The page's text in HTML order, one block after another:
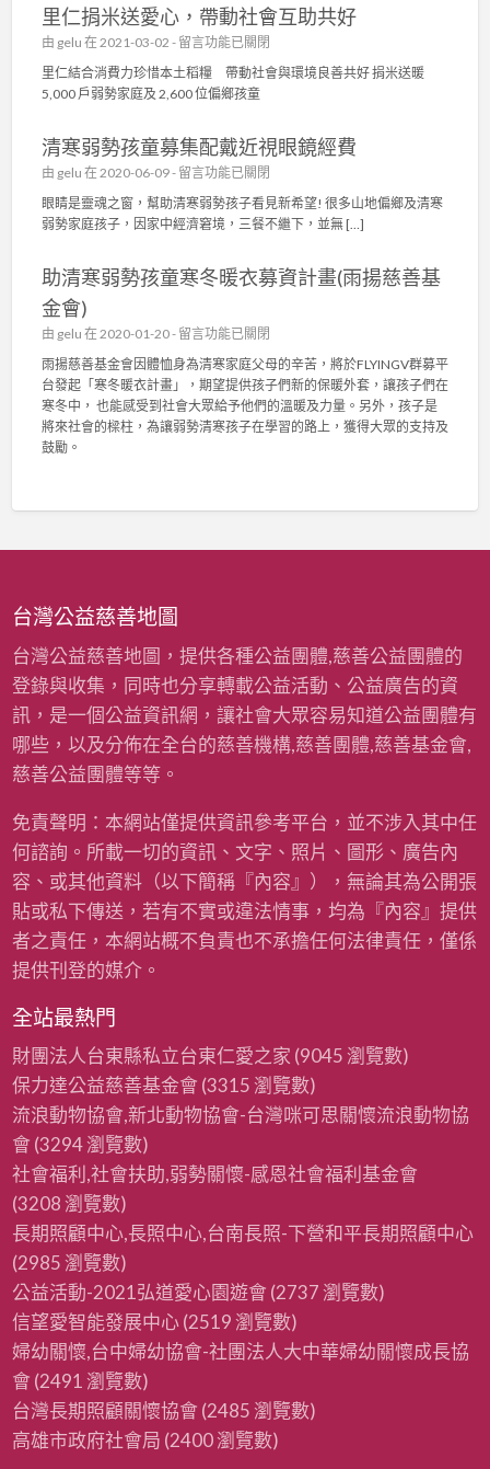
會
中
利
慈
基
金
〉
中
里仁捐米送愛心，帶動社會互助共好
由 gelu 在 2021-03-02 - 在
〈
里
仁
米
送
心
，
動
社
互
助
共
好
〉
中
留言功能已關閉
里仁結合消費力珍惜本土稻糧 帶動社會與環境良善共好 捐米送暖
5,000 戶弱勢家庭及 2,600 位偏鄉孩童
清寒弱勢孩童募集配戴近視眼鏡經費
由 gelu 在 2020-06-09 - 在
〈
清
寒
勢
募
集
配
戴
近
〉
留言功能已關閉
眼睛是靈魂之窗，幫助清寒弱勢孩子看見新希望! 很多山地偏鄉及清寒
弱勢家庭孩子，因家中經濟窘境，三餐不繼下，並無 […]
助清寒弱勢孩童寒冬暖衣募資計畫(雨揚慈善基
金會)
由 gelu 在 2020-01-20 - 在
〈
助
清
寒
弱
募
資
計
畫
(
雨
揚
慈
金
會
)
〉
中
留言功能已關閉
雨揚慈善基金會因體恤身為清寒家庭父母的辛苦，將於FLYINGV群募平
台發起「寒冬暖衣計畫」，期望提供孩子們新的保暖外套，讓孩子們在
寒冬中， 也能感受到社會大眾給予他們的溫暖及力量。另外，孩子是
將來社會的樑柱，為讓弱勢清寒孩子在學習的路上，獲得大眾的支持及
鼓勵。
台灣公益慈善地圖
台灣公益慈善地圖，提供各種公益團體,慈善公益團體的
登錄與收集，同時也分享轉載公益活動、公益廣告的資
訊，是一個公益資訊網，讓社會大眾容易知道公益團體有
哪些，以及分佈在全台的慈善機構,慈善團體,慈善基金會,
慈善公益團體等等。
免責聲明：本網站僅提供資訊參考平台，並不涉入其中任
何諮詢。所載一切的資訊、文字、照片、圖形、廣告內
容、或其他資料（以下簡稱『內容』），無論其為公開張
貼或私下傳送，若有不實或違法情事，均為『內容』提供
者之責任，本網站概不負責也不承擔任何法律責任，僅係
提供刊登的媒介。
全站最熱門
財團法人台東縣私立台東仁愛之家 (9045 瀏覽數)
保力達公益慈善基金會 (3315 瀏覽數)
流浪動物協會,新北動物協會-台灣咪可思關懷流浪動物協
會 (3294 瀏覽數)
社會福利,社會扶助,弱勢關懷-感恩社會福利基金會
(3208 瀏覽數)
長期照顧中心,長照中心,台南長照-下營和平長期照顧中心
(2985 瀏覽數)
公益活動-2021弘道愛心園遊會 (2737 瀏覽數)
信望愛智能發展中心(2519 瀏覽數)
婦幼關懷,台中婦幼協會-社團法人大中華婦幼關懷成長協
會 (2491 瀏覽數)
台灣長期照顧關懷協會 (2485 瀏覽數)
高雄市政府社會局 (2400 瀏覽數)